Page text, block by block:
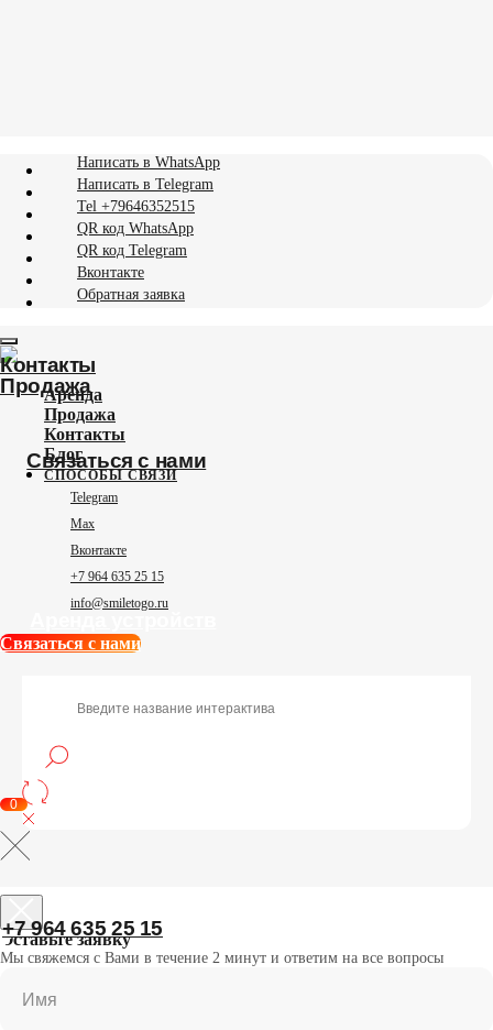
Продажа
Связаться с нами
Аренда устройств
0
+7 964 635 25 15
Написать в WhatsApp
Написать в Telegram
Tel +​79646352515
QR код WhatsApp
QR код Telegram
Вконтакте
Обратная заявка
Аренда
Продажа
Контакты
Блог
СПОСОБЫ СВЯЗИ
Telegram
Max
Вконтакте
+​7 964 635 25 15
info@smiletogo.ru
Связаться с нами
Оставьте заявку
Мы свяжемся с Вами в течение 2 минут и ответим на все вопросы
Имя